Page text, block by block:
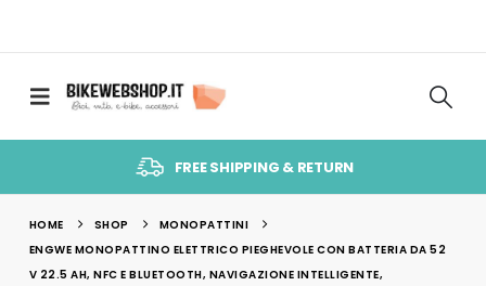
FREE SHIPPING & RETURN
HOME SHOP
MONOPATTINI
ENGWE MONOPATTINO ELETTRICO PIEGHEVOLE CON BATTERIA DA 52
V 22.5 AH, NFC E BLUETOOTH, NAVIGAZIONE INTELLIGENTE,